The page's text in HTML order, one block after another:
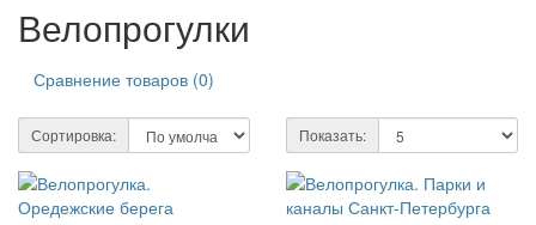
Велопрогулки
Сравнение товаров (0)
Сортировка: Показать: